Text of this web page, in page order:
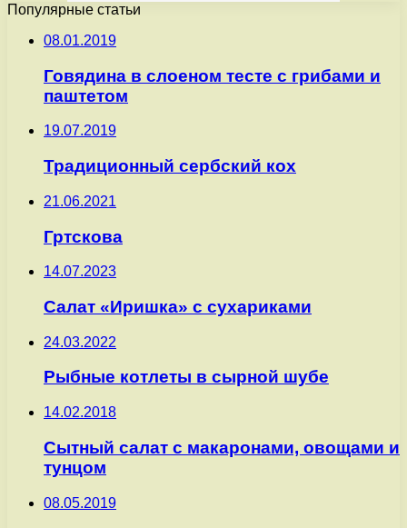
Популярные статьи
08.01.2019
Говядина в слоеном тесте с грибами и
паштетом
19.07.2019
Традиционный сербский кох
21.06.2021
Гртскова
14.07.2023
Салат «Иришка» с сухариками
24.03.2022
Рыбные котлеты в сырной шубе
14.02.2018
Сытный салат с макаронами, овощами и
тунцом
08.05.2019